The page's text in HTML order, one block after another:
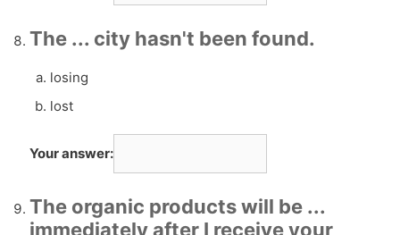
The ... city hasn't been found.
losing
lost
Your answer:
The organic products will be ...
immediately after I receive your